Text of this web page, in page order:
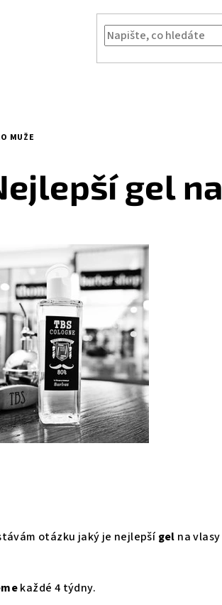
MUŽE
gel
otázku jaký je nejlepšígel na
každé 4 týdny.